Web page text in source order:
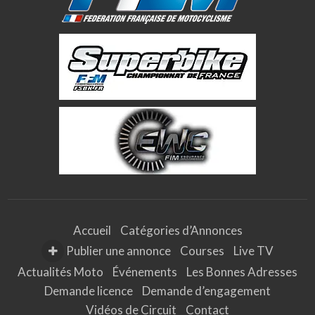
Accueil
Catégories d’Annonces
Publier une annonce
Courses
Live TV
Actualités Moto
Événements
Les Bonnes Adresses
Demande licence
Demande d’engagement
Vidéos de Circuit
Contact